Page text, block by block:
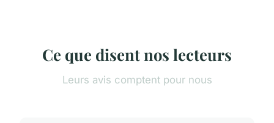
Ce que disent nos lecteurs
Leurs avis comptent pour nous